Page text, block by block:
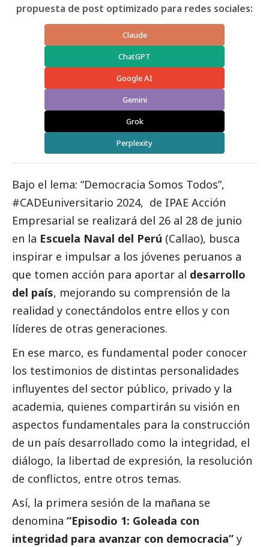
propuesta de post optimizado para redes sociales:
Claude
ChatGPT
Google AI
Gemini
Grok
Perplexity
Bajo el lema: “Democracia Somos Todos”,
#CADEuniversitario 2024, de IPAE Acción
Empresarial se realizará del 26 al 28 de junio
en la Escuela Naval del Perú (Callao), busca
inspirar e impulsar a los jóvenes peruanos a
que tomen acción para aportar al desarrollo
del país, mejorando su comprensión de la
realidad y conectándolos entre ellos y con
líderes de otras generaciones.
En ese marco, es fundamental poder conocer
los testimonios de distintas personalidades
influyentes del sector público, privado y la
academia, quienes compartirán su visión en
aspectos fundamentales para la construcción
de un país desarrollado como la integridad, el
diálogo, la libertad de expresión, la resolución
de conflictos, entre otros temas.
Así, la primera sesión de la mañana se
denomina “Episodio 1: Goleada con
integridad para avanzar con democracia” y